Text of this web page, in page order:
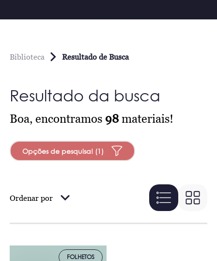
Biblioteca Resultado de Busca
Resultado da busca
Boa, encontramos 98 materiais!
Opções de pesquisa! (1)
Ordenar por
FOLHETOS